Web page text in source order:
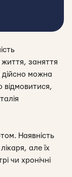
життя, заняття
можна
відмовитися,
Наявність
але їх
чи хронічні